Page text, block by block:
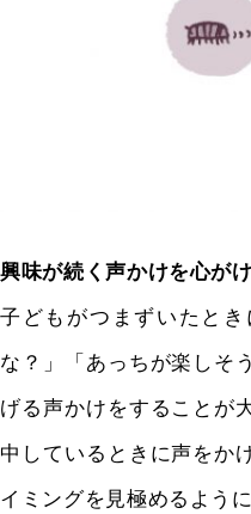
興味が続く声かけを心が
子どもがつまずいたと
な？」「あっちが楽しそ
げる声かけをすることが
中しているときに声をか
イミングを見極めるよう